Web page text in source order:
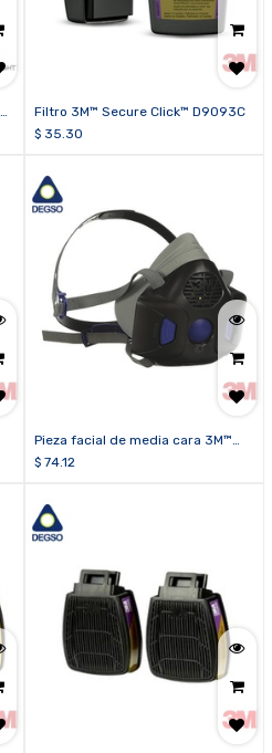
Filtro 3M™ Secure Click™ D9093C
$ 35.30
Pieza facial de media cara 3M™
Secure Click™ HF-800SD
$ 74.12